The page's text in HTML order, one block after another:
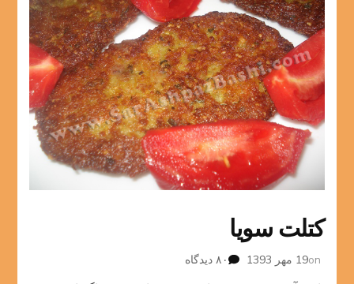
کتلت سویا
on19 مهر 1393 ۸۰ دیدگاه